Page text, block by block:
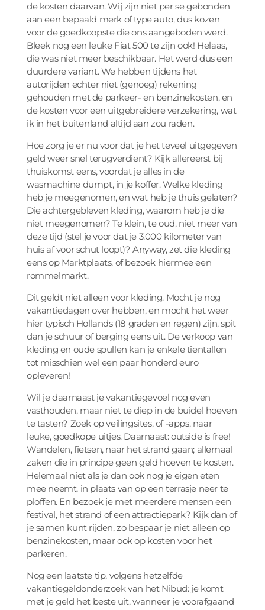
de kosten daarvan. Wij zijn niet per se gebonden
aan een bepaald merk of type auto, dus kozen
voor de goedkoopste die ons aangeboden werd.
Bleek nog een leuke Fiat 500 te zijn ook! Helaas,
die was niet meer beschikbaar. Het werd dus een
duurdere variant. We hebben tijdens het
autorijden echter niet (genoeg) rekening
gehouden met de parkeer- en benzinekosten, en
de kosten voor een uitgebreidere verzekering, wat
ik in het buitenland altijd aan zou raden.
Hoe zorg je er nu voor dat je het teveel uitgegeven
geld weer snel terugverdient? Kijk allereerst bij
thuiskomst eens, voordat je alles in de
wasmachine dumpt, in je koffer. Welke kleding
heb je meegenomen, en wat heb je thuis gelaten?
Die achtergebleven kleding, waarom heb je die
niet meegenomen? Te klein, te oud, niet meer van
deze tijd (stel je voor dat je 3.000 kilometer van
huis af voor schut loopt)? Anyway, zet die kleding
eens op Marktplaats, of bezoek hiermee een
rommelmarkt.
Dit geldt niet alleen voor kleding. Mocht je nog
vakantiedagen over hebben, en mocht het weer
hier typisch Hollands (18 graden en regen) zijn, spit
dan je schuur of berging eens uit. De verkoop van
kleding en oude spullen kan je enkele tientallen
tot misschien wel een paar honderd euro
opleveren!
Wil je daarnaast je vakantiegevoel nog even
vasthouden, maar niet te diep in de buidel hoeven
te tasten? Zoek op veilingsites, of -apps, naar
leuke, goedkope uitjes. Daarnaast: outside is free!
Wandelen, fietsen, naar het strand gaan; allemaal
zaken die in principe geen geld hoeven te kosten.
Helemaal niet als je dan ook nog je eigen eten
mee neemt, in plaats van op een terrasje neer te
ploffen. En bezoek je met meerdere mensen een
festival, het strand of een attractiepark? Kijk dan of
je samen kunt rijden, zo bespaar je niet alleen op
benzinekosten, maar ook op kosten voor het
parkeren.
Nog een laatste tip, volgens hetzelfde
vakantiegeldonderzoek van het Nibud: je komt
met je geld het beste uit, wanneer je voorafgaand